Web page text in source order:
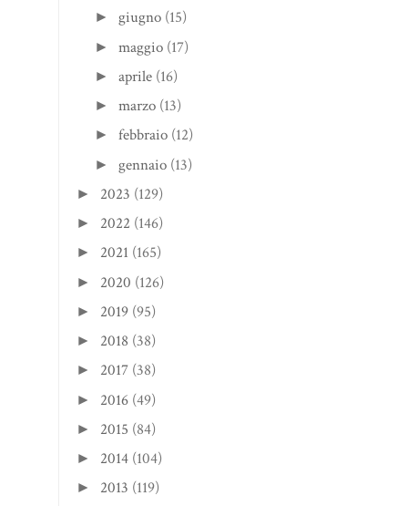
►giugno (15)
►maggio (17)
►aprile (16)
►marzo (13)
►febbraio (12)
►gennaio (13)
► 2023 (129)
► 2022 (146)
► 2021 (165)
► 2020 (126)
► 2019 (95)
► 2018 (38)
► 2017 (38)
► 2016 (49)
► 2015 (84)
► 2014 (104)
► 2013 (119)